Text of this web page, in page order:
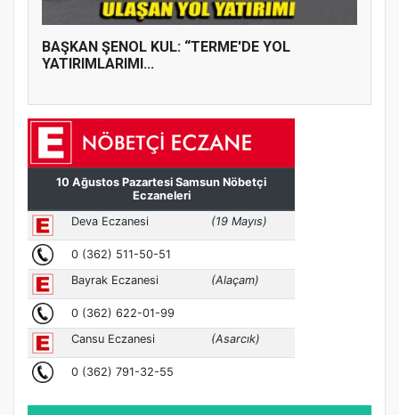
BAŞKAN ŞENOL KUL: “TERME'DE YOL
YATIRIMLARIMI...